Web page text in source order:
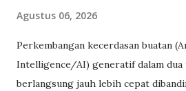
Agustus 06, 2026
Perkembangan kecerdasan buatan
Intelligence/AI) generatif dalam
berlangsung jauh lebih cepat